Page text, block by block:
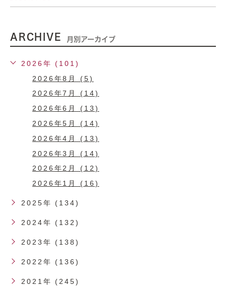
ARCHIVE 月別アーカイブ
2026年 (101)
2026年8月 (5)
2026年7月 (14)
2026年6月 (13)
2026年5月 (14)
2026年4月 (13)
2026年3月 (14)
2026年2月 (12)
2026年1月 (16)
2025年 (134)
2024年 (132)
2023年 (138)
2022年 (136)
2021年 (245)